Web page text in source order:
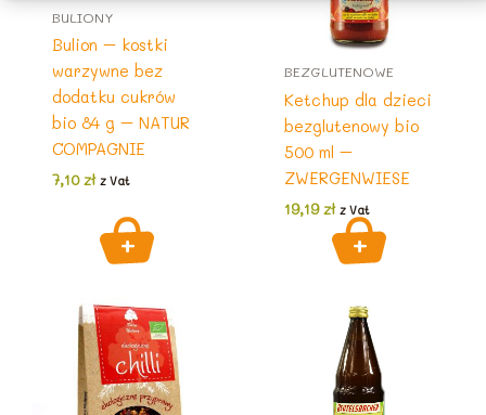
BULIONY
Bulion – kostki
warzywne bez
dodatku cukrów
bio 84 g – NATUR
COMPAGNIE
7,10zł z Vat
BEZGLUTENOWE
Ketchup dla dzieci
bezglutenowy bio
500 ml –
ZWERGENWIESE
19,19zł z Vat